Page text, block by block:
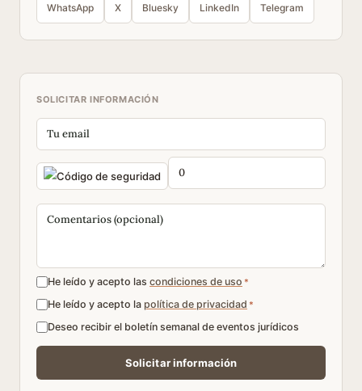
WhatsApp X Bluesky LinkedIn Telegram
SOLICITAR INFORMACIÓN
He leído y acepto las condiciones de uso *
He leído y acepto la política de privacidad *
Deseo recibir el boletín semanal de eventos jurídicos